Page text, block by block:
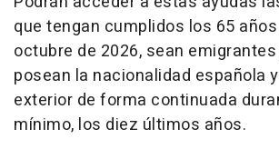
que tengan cumplidos los 65
octubre de 2026, sean
posean la nacionalidad española
exterior de forma continuada
mínimo, los diez últimos años.